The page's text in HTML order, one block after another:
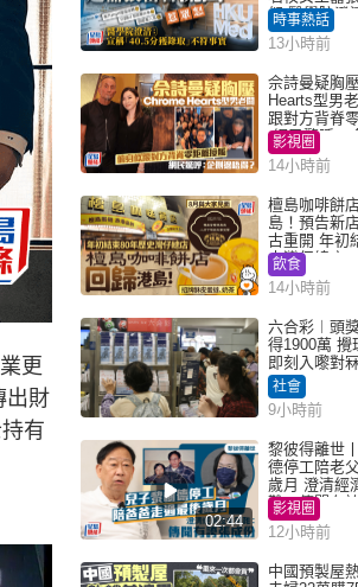
更
出財
有
怒 醫學院澄
「40.5分獲
實｜Juicy叮
時事熱話
13小時前
佘詩曼疑胸
Hearts型男
跟對方背脊
網民驚呼：
得？
影視圈
14小時前
檀島咖啡餅
島！預告新
古重開 年初
史灣仔總店
飲食
14小時前
六合彩︱頭
得1900萬 攪珠結果出爐
即刻入嚟對
社會
9小時前
02:44
黎彼得離世
德停工陪老
歲月 澄清經
難：傳聞有
影視圈
12小時前
中國預製屋